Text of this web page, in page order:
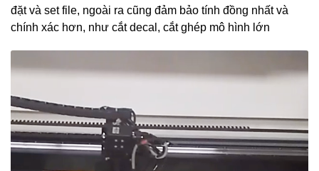
đặt và set file, ngoài ra cũng đảm bảo tính đồng nhất và
chính xác hơn, như cắt decal, cắt ghép mô hình lớn